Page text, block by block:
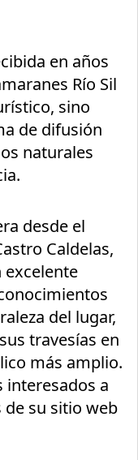
en años
Río Sil
sino
de difusión
naturales
desde el
Caldelas,
excelente
del lugar,
travesías en
más amplio.
interesados a
de su sitio web